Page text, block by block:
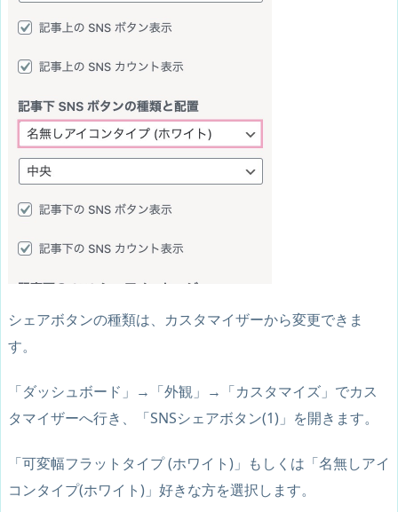
シェアボタンの種類は、カスタマイザーから変更できま
す。
「ダッシュボード 」→「外観 」→「カスタマイズ 」でカス
タマイザーへ行き、「SNSシェアボタン(1) 」を開きます。
「可変幅フラットタイプ (ホワイト) 」もしくは「名無しアイ
コンタイプ(ホワイト) 」好きな方を選択します。